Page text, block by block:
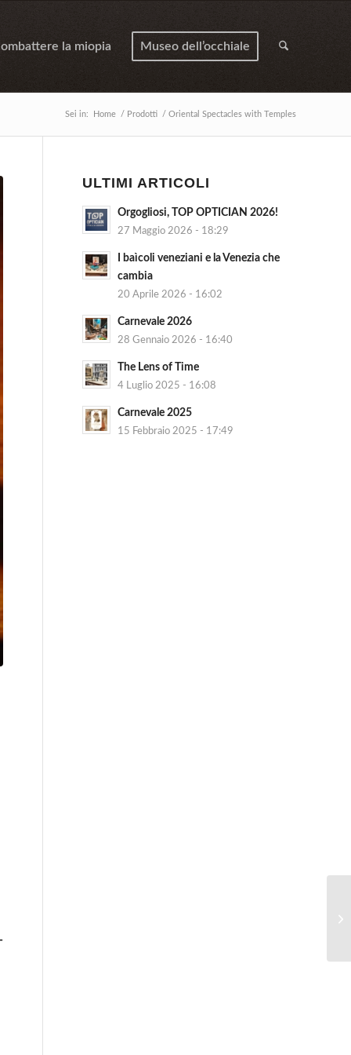
la miopia Museo dell’occhiale
Sei in: Home / Prodotti / Oriental Spectacles with Temples
ULTIMI ARTICOLI
Orgogliosi, TOP OPTICIAN 2026!
27 Maggio 2026 - 18:29
I baìcoli veneziani e la Venezia che
cambia
20 Aprile 2026 - 16:02
Carnevale 2026
28 Gennaio 2026 - 16:40
The Lens of Time
4 Luglio 2025 - 16:08
Carnevale 2025
15 Febbraio 2025 - 17:49